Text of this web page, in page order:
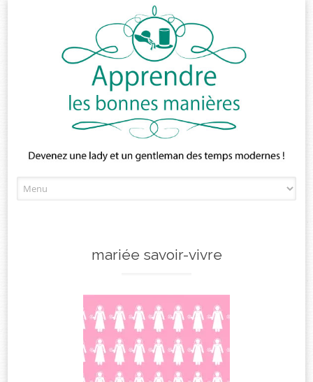
to
mariée savoir-vivre